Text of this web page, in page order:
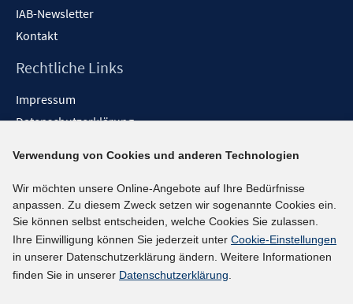
IAB-Newsletter
Kontakt
Rechtliche Links
Impressum
Datenschutzerklärung
Barrieren melden
Social-Media-Kanäle
BlueSky
YouTube
LinkedIn
Verwendung von Cookies und anderen Technologien
Wir möchten unsere Online-Angebote auf Ihre Bedürfnisse
anpassen. Zu diesem Zweck setzen wir sogenannte Cookies ein.
Sie können selbst entscheiden, welche Cookies Sie zulassen.
Ihre Einwilligung können Sie jederzeit unter Cookie-Einstellungen
in unserer Datenschutzerklärung ändern. Weitere Informationen
finden Sie in unserer Datenschutzerklärung.